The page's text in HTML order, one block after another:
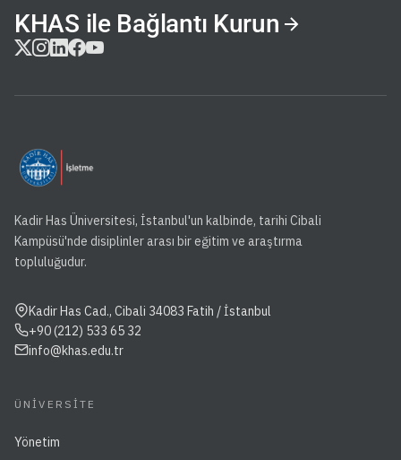
KHAS ile Bağlantı Kurun
Kadir Has Üniversitesi, İstanbul'un kalbinde, tarihi Cibali
Kampüsü'nde disiplinler arası bir eğitim ve araştırma
topluluğudur.
Kadir Has Cad., Cibali 34083 Fatih / İstanbul
+90 (212) 533 65 32
info@khas.edu.tr
ÜNIVERSITE
Yönetim